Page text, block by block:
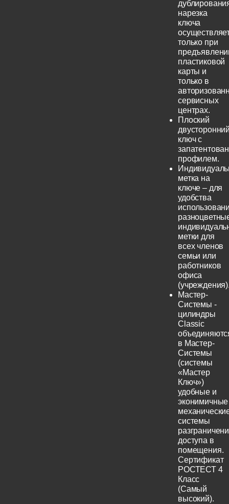
нарезка
ключа
только при
пластиковой
карты и
только в
сервисных
центрах.
Плоский
ключ с
профилем.
метка на
ключе – для
удобства
метки для
всех членов
семьи или
работников
офиса
Мастер-
Системы -
цилиндры
Classic
в Мастер-
Системы
(системы
«Мастер
Ключ»)
удобные и
эконимичные
системы
доступа в
помещения.
Сертификат
РОСТЕСТ 4
Класс
(Самый
высокий).